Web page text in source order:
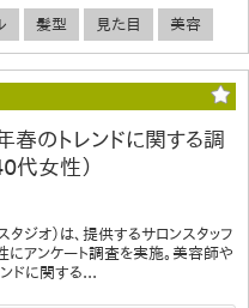
髪型 見た目 美容
春のトレンドに関する調
代女性）
ジオ）は、提供するサロンスタッフ
アンケート調査を実施。美容師や
ドに関する...